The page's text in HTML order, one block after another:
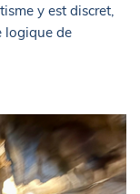
y est discret,
logique de